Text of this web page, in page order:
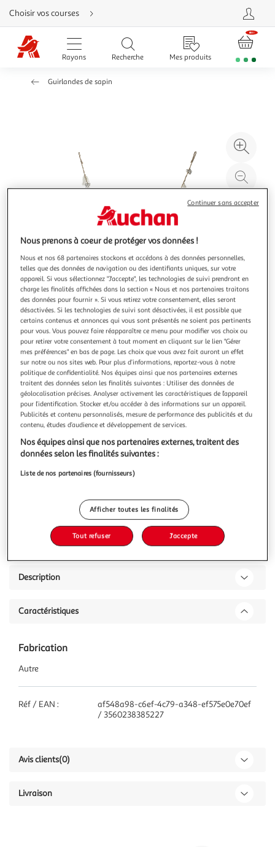
Aller
directement
au
contenu
Aller
directement
Aller
Choisir vos courses
Rayons Recherche Mes produits
Guirlandes de sapin
à
Illustration
précédente
Illustration
suivante
FEERIC LIGHT & CHRISTMAS
Guirlande de noël design pompon - blanc
Rien de mieux qu'une guirlande de Noël pour personnaliser
son sapin de Noël et donner une ambiance chaleureuse à
votre maison.FICHE TECHNIQUE- Guirlande en polyester et
métal.CARACTERISTIQUES TECHNIQUES- Dimensions : L.
160 cm.- Poids : 0,13 kg.
En savoir +
Vendu parToilinux
Livr. ou retrait dès 5/6 jours
Plus d'options
Vendu par Toilinux
Ajouter à une liste
Description
Caractéristiques
Fabrication
Autre
Réf / EAN :
af548a98-c6ef-4c79-a348-ef575e0e70ef
/ 3560238385227
Avis clients(0)
Livraison
Nous prenons à coeur de protéger vos données !
Nous et nos 68 partenaires stockons et accédons à des données personnelles,
telles que des données de navigation ou des identifiants uniques, sur votre
appareil. Si vous sélectionnez "J'accepte", les technologies de suivi prendront en
charge les finalités affichées dans la section « Nous et nos partenaires traitons
des données pour fournir ». Si vous retirez votre consentement, elles seront
désactivées. Si les technologies de suivi sont désactivées, il est possible que
certains contenus et annonces qui vous sont présentés ne soient pas pertinents
pour vous. Vous pouvez faire réapparaître ce menu pour modifier vos choix ou
pour retirer votre consentement à tout moment en cliquant sur le lien "Gérer
mes préférences" en bas de page. Les choix que vous avez fait auront un effet
sur notre ou nos sites web. Pour plus d’informations, reportez-vous à notre
politique de confidentialité. Nos équipes ainsi que nos partenaires externes
traitent des données selon les finalités suivantes : Utiliser des données de
géolocalisation précises. Analyser activement les caractéristiques de l’appareil
pour l’identification. Stocker et/ou accéder à des informations sur un appareil.
Publicités et contenu personnalisés, mesure de performance des publicités et du
contenu, études d’audience et développement de services.
Nos équipes ainsi que nos partenaires externes, traitent des
données selon les finalités suivantes :
Liste de nos partenaires (fournisseurs)
Afficher toutes les finalités
Tout refuser J'accepte
Continuer sans accepter